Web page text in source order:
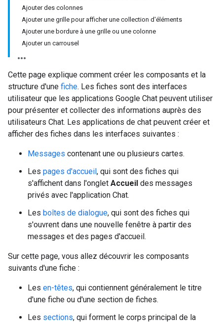
Ajouter des colonnes
Ajouter une grille pour afficher une collection d'éléments
Ajouter une bordure à une grille ou une colonne
Ajouter un carrousel
Cette page explique comment créer les composants et la
structure d'une fiche. Les fiches sont des interfaces
utilisateur que les applications Google Chat peuvent utiliser
pour présenter et collecter des informations auprès des
utilisateurs Chat. Les applications de chat peuvent créer et
afficher des fiches dans les interfaces suivantes :
Messages contenant une ou plusieurs cartes.
Les pages d'accueil, qui sont des fiches qui
s'affichent dans l'onglet Accueil des messages
privés avec l'application Chat.
Les boîtes de dialogue, qui sont des fiches qui
s'ouvrent dans une nouvelle fenêtre à partir des
messages et des pages d'accueil.
Sur cette page, vous allez découvrir les composants
suivants d'une fiche :
Les en-têtes, qui contiennent généralement le titre
d'une fiche ou d'une section de fiches.
Les sections, qui forment le corps principal de la